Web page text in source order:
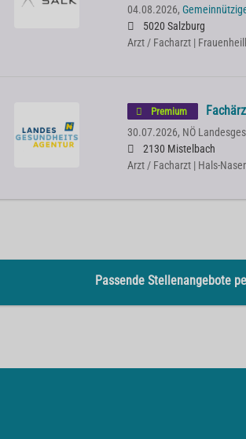
04.08.2026,
5020 Salzburg
Arzt / Facharzt |
Premium
30.07.2026, NÖ
2130 Mistelbach
Arzt / Facharzt | Hals-
Passende Stellenangebote